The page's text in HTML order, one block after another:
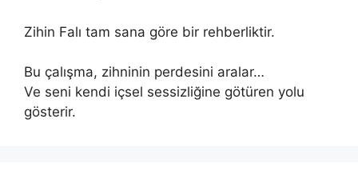
Zihin Falı tam sana göre bir rehberliktir.
Bu çalışma, zihninin perdesini aralar…
Ve seni kendi içsel sessizliğine götüren yolu
gösterir.